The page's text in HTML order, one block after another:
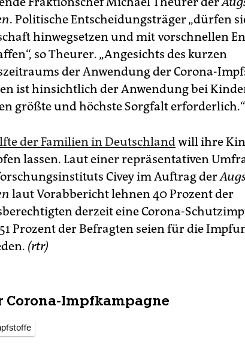
. Politische Entscheidungsträger „dürfen
hinwegsetzen und mit vorschnellen
so Theurer. „Angesichts des kurzen
der Anwendung der Corona-
ist hinsichtlich der Anwendung bei
größte und höchste Sorgfalt erforderlich.“
der Familien in Deutschlandwill ihre
lassen. Laut einer repräsentativen
Civey im Auftrag der
laut Vorabbericht lehnen 40 Prozent der
derzeit eine Corona-
Prozent der Befragten seien für die
(rtr)